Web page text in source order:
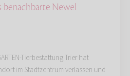
benachbarte Newel
Tierbestattung Trier hat
im Stadtzentrum verlassen und